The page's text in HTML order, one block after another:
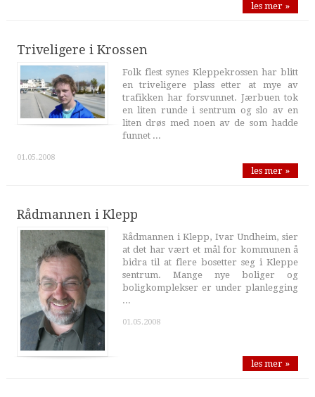
les mer »
Triveligere i Krossen
Folk flest synes Kleppekrossen har blitt
en triveligere plass etter at mye av
trafikken har forsvunnet. Jærbuen tok
en liten runde i sentrum og slo av en
liten drøs med noen av de som hadde
funnet ...
01.05.2008
les mer »
Rådmannen i Klepp
Rådmannen i Klepp, Ivar Undheim, sier
at det har vært et mål for kommunen å
bidra til at flere bosetter seg i Kleppe
sentrum. Mange nye boliger og
boligkomplekser er under planlegging
...
01.05.2008
les mer »